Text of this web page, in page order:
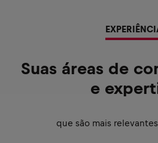
Suas áreas de
e
que são mais